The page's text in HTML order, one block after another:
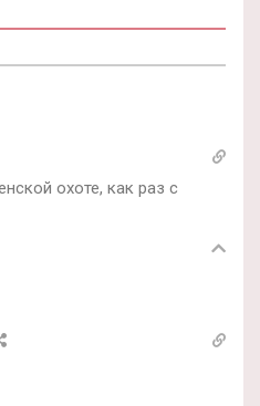
охоте, как раз с